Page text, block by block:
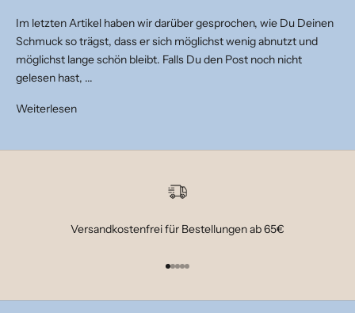
Im letzten Artikel haben wir darüber gesprochen, wie Du Deinen
Schmuck so trägst, dass er sich möglichst wenig abnutzt und
möglichst lange schön bleibt. Falls Du den Post noch nicht
gelesen hast, ...
Weiterlesen
Versandkostenfrei für Bestellungen ab 65€
Gehe zu Element 1
Gehe zu Element 2
Gehe zu Element 3
Gehe zu Element 4
Gehe zu Element 5